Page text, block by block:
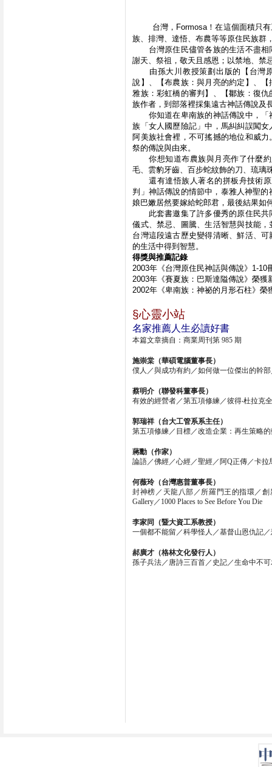
台灣，Formosa！在這個面積只
族、排灣、達悟、布農等等原住民族群
台灣原住民儘管各族的生活不盡相
謝天、祭祖，敬天且感恩；以禁地、禁
由孫大川教授策劃出版的【台灣原
說】、【布農族：與月亮的約定】、
雅族：彩虹橋的審判】、【鄒族：復
族作者，到部落裡採集遠古神話傳說及
你知道在卑南族的神話傳說中，「
族「女人國歷險記」中，馬糾糾誤闖
阿美族社會裡，不可搖撼的地位和威
祭的傳說與由來。
你想知道布農族與月亮作了什麼約
毛、雲豹牙齒、百步蛇紋飾的刀、琉璃
還有達悟族人著名的拼板舟技術原
判」神話傳說的情節中，泰雅人神聖
娘巴嫩居然要嫁給蛇郎君，最後結果如
此套書邀集了許多優秀的原住民共
儀式、禁忌、圖騰、生活智慧與技能
台灣這段遠古歷史變得清晰、鮮活、
的生活中得到智慧。
得獎與推薦記錄
2003年《台灣原住民神話與傳說》1-
2003年《賽夏族：巴斯達隘傳說》榮獲
2002年《卑南族：神祕的月形石柱》
§心靈小站
名家推薦人生必讀好書
本篇文章摘自：商業周刊第 985 期
施崇棠（華碩電腦董事長）
僕人／與成功有約／如何做一位傑出的幹
蔡明介（聯發科董事長）
有效的經營者／第五項修練／彼得‧杜拉克
郭瑞祥（台大工管系系主任）
第五項修練／目標／改造企業：再生策略
蔣勳（作家）
論語／佛經／心經／聖經／阿Q正傳／卡拉
何薇玲（台灣惠普董事長）
封神榜／天龍八部／所羅門王的指環／
Gallery ／ 1000 Places to See Before You Die
李家同（暨大資工系教授）
一個都不能留／科學怪人／基督山恩仇記
郝廣才（格林文化發行人）
孫子兵法／唐詩三百首／史記／生命中不